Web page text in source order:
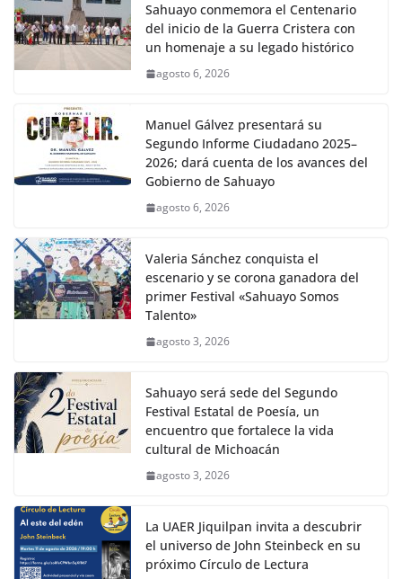
Sahuayo conmemora el Centenario
del inicio de la Guerra Cristera con
un homenaje a su legado histórico
agosto 6, 2026
Manuel Gálvez presentará su
Segundo Informe Ciudadano 2025–
2026; dará cuenta de los avances del
Gobierno de Sahuayo
agosto 6, 2026
Valeria Sánchez conquista el
escenario y se corona ganadora del
primer Festival «Sahuayo Somos
Talento»
agosto 3, 2026
Sahuayo será sede del Segundo
Festival Estatal de Poesía, un
encuentro que fortalece la vida
cultural de Michoacán
agosto 3, 2026
La UAER Jiquilpan invita a descubrir
el universo de John Steinbeck en su
próximo Círculo de Lectura